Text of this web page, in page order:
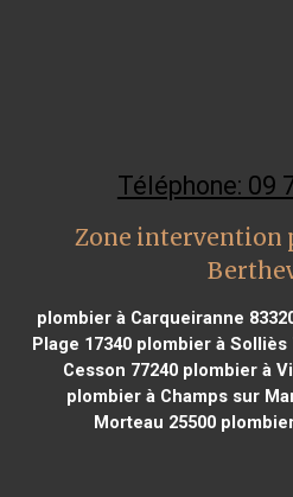
Téléphone: 09
Zone intervention
plombier à Carqueiranne
Plage 17340plombier à Solliès
Cesson 77240plombier à
plombier à Champs sur
Morteau 25500plombier